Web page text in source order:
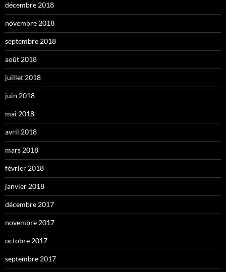
décembre 2018
novembre 2018
septembre 2018
août 2018
juillet 2018
juin 2018
mai 2018
avril 2018
mars 2018
février 2018
janvier 2018
décembre 2017
novembre 2017
octobre 2017
septembre 2017